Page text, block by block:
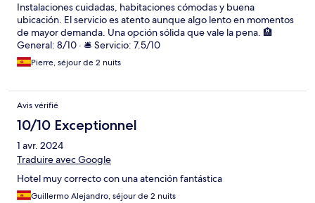
Instalaciones cuidadas, habitaciones cómodas y buena
ubicación. El servicio es atento aunque algo lento en momentos
de mayor demanda. Una opción sólida que vale la pena. 🏨
General: 8/10 · 🛎️ Servicio: 7.5/10
Pierre, séjour de 2 nuits
Avis vérifié
10/10 Exceptionnel
1 avr. 2024
Traduire avec Google
Hotel muy correcto con una atención fantástica
Guillermo Alejandro, séjour de 2 nuits